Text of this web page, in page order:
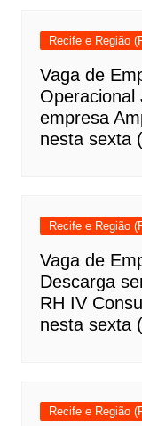
Recife e Região
Vaga de
Operacional
empresa
nesta sexta
Recife e Região
Vaga de
Descarga
RH IV
nesta sexta
Recife e Região